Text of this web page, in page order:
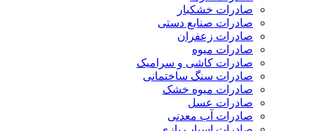
صادرات خشکبار
صادرات صنایع دستی
صادرات زعفران
صادرات میوه
صادرات کاشی و سرامیک
صادرات سنگ ساختمانی
صادرات میوه خشک
صادرات عسل
صادرات آب معدنی